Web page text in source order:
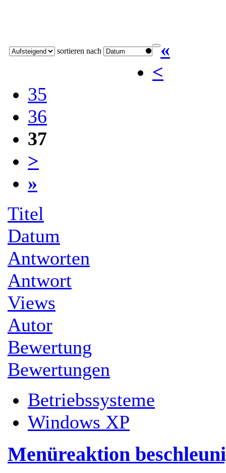
sortieren nach
«
<
35
36
37
>
»
Titel
Datum
Antworten
Antwort
Views
Autor
Bewertung
Bewertungen
Betriebssysteme
Windows XP
Menüreaktion